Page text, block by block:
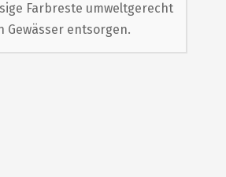
Farbreste umweltgerecht
entsorgen.